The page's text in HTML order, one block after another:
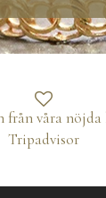
från våra
Tripadvisor